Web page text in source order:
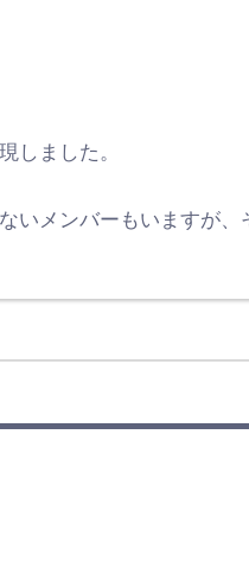
しました。
いメンバーもいますが